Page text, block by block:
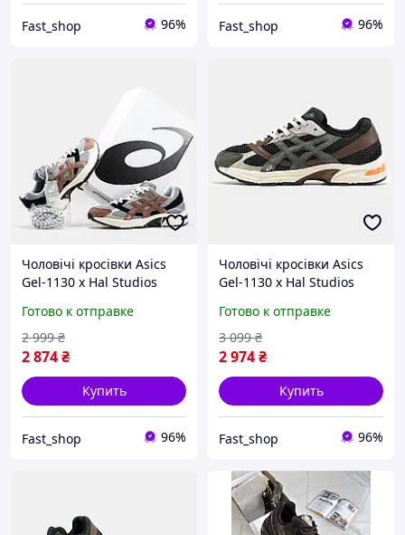
Fast_shop 96% Fast_shop 96%
Чоловічі кросівки Asics
Gel-1130 x Hal Studios
мужские асикс кросівки
asics чоловічі
Готово к отправке
2 874₴
2 999 ₴
Купить
Fast_shop 96%
Чоловічі кросівки Asics
Gel-1130 x Hal Studios
мужские асикс кросівки
asics чоловічі
Готово к отправке
2 974₴
3 099 ₴
Купить
Fast_shop 96%